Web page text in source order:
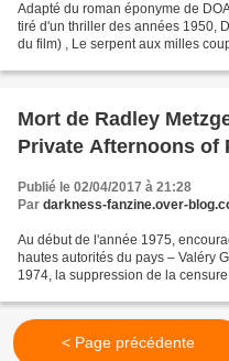
Adapté du roman éponyme de
tiré d'un thriller des années 1950,
du film) , Le serpent aux milles
Mort de Radley
Private Afternoons of
Publié le 02/04/2017 à 21:28
Par darkness-fanzine.over-
Au début de l'année 1975,
hautes autorités du pays – Valéry
1974, la suppression de la
< Page précédente